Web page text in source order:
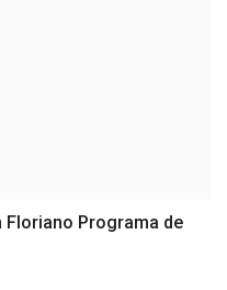
Floriano Programa de